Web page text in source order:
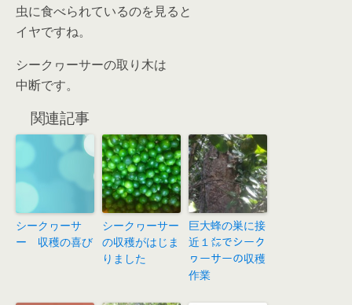
虫に食べられているのを見ると
イヤですね。
シークヮーサーの取り木は
中断です。
関連記事
シークヮーサ
ー 収穫の喜び
シークヮーサー
の収穫がはじま
りました
巨大蜂の巣に接
近１㍍でシーク
ヮーサーの収穫
作業